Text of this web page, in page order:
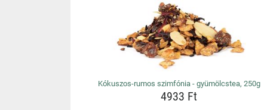
Kókuszos-rumos szimfónia - gyümölcstea, 250g
4933 Ft